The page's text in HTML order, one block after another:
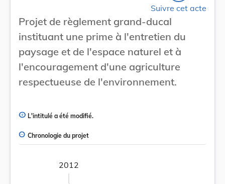
Suivre cet acte
Projet de règlement grand-ducal
instituant une prime à l'entretien du
paysage et de l'espace naturel et à
l'encouragement d'une agriculture
respectueuse de l'environnement.
L'intitulé a été modifié.
Chronologie du projet
2012